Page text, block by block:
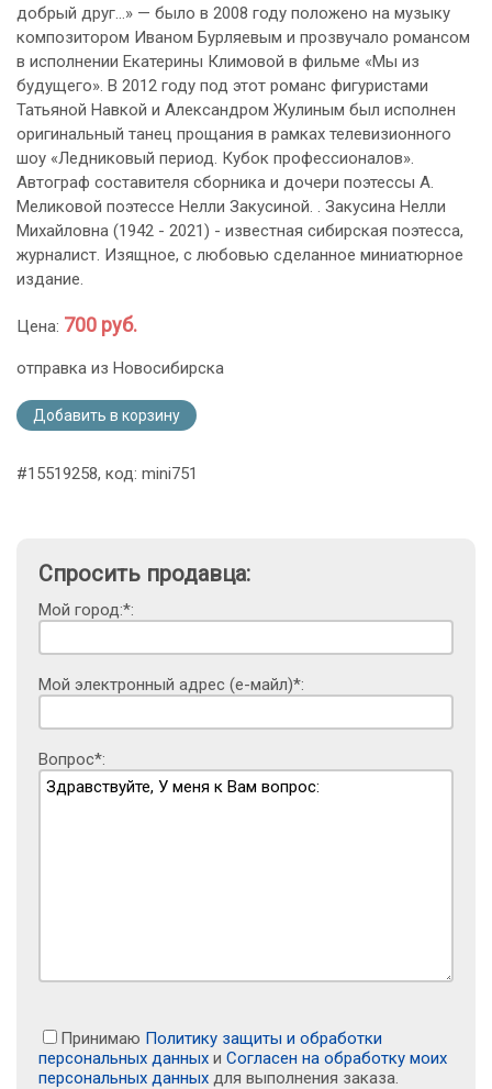
добрый друг…» — было в 2008 году положено на музыку
композитором Иваном Бурляевым и прозвучало романсом
в исполнении Екатерины Климовой в фильме «Мы из
будущего». В 2012 году под этот романс фигуристами
Татьяной Навкой и Александром Жулиным был исполнен
оригинальный танец прощания в рамках телевизионного
шоу «Ледниковый период. Кубок профессионалов».
Автограф составителя сборника и дочери поэтессы А.
Меликовой поэтессе Нелли Закусиной. . Закусина Нелли
Михайловна (1942 - 2021) - известная сибирская поэтесса,
журналист. Изящное, с любовью сделанное миниатюрное
издание.
Цена: 700 руб.
отправка из Новосибирска
Добавить в корзину
#15519258, код: mini751
Спросить продавца:
Мой город:*:
Мой электронный адрес (е-майл)*:
Вопрос*:
Принимаю Политику защиты и обработки
персональных данных и Согласен на обработку моих
персональных данных для выполнения заказа.